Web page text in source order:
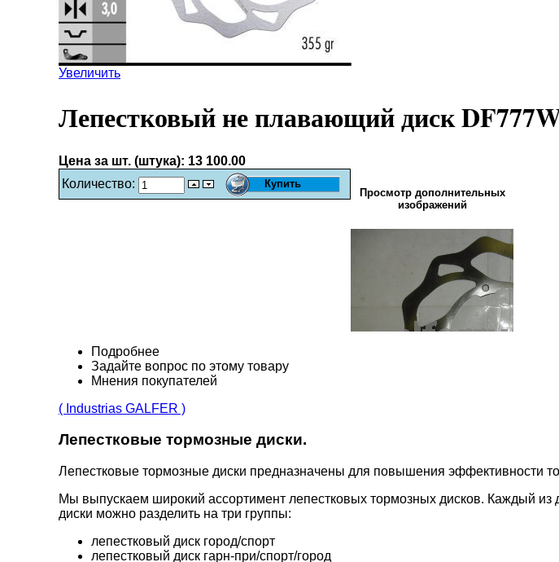
Увеличить
Лепестковый не плавающий диск
Цена за шт. (штука): 13 100.00
Количество:
Просмотр дополнительных
изображений
Подробнее
Задайте вопрос по этому товару
Мнения покупателей
( Industrias GALFER )
Лепестковые тормозные диски.
Лепестковые тормозные диски предназначены для повышения эффективности
Мы выпускаем широкий ассортимент лепестковых тормозных дисков. Каждый
диски можно разделить на три группы:
лепестковый диск город/спорт
лепестковый диск гарн-при/спорт/город